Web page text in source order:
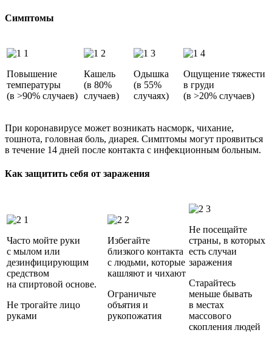
Симптомы
Повышение
температуры
(в >90% случаев)
Кашель
(в 80%
случаев)
Одышка
(в 55%
случаях)
Ощущение тяжести
в груди
(в >20% случаев)
При коронавирусе может возникать насморк, чихание,
тошнота, головная боль, диарея. Симптомы могут проявиться
в течение 14 дней после контакта с инфекционным больным.
Как защитить себя от заражения
Часто мойте руки
с мылом или
дезинфицирующим
средством
на спиртовой основе.
Не трогайте лицо
руками
Избегайте
близкого контакта
с людьми, которые
кашляют и чихают
Ограничьте
объятия и
рукопожатия
Не посещайте
страны, в которых
есть случаи
заражения
Старайтесь
меньше бывать
в местах
массового
скопления людей